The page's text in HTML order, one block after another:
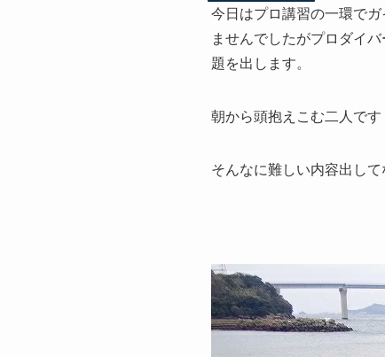
今日はプロ講習の一環で
ませんでしたがプロダイ
題を出します。
朝から頭抱えこむ二人です
そんなに難しい内容出し